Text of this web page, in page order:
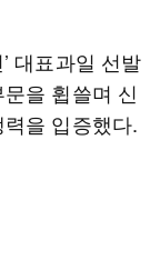
대표과일 선발
을 휩쓸며 신
을 입증했다.